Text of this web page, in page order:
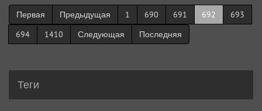
Первая Предыдущая 1 690 691 692
693
694
1410 Следующая Последняя
Теги